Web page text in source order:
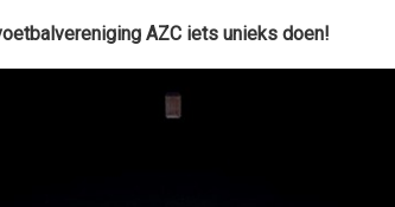
AZC iets unieks doen!